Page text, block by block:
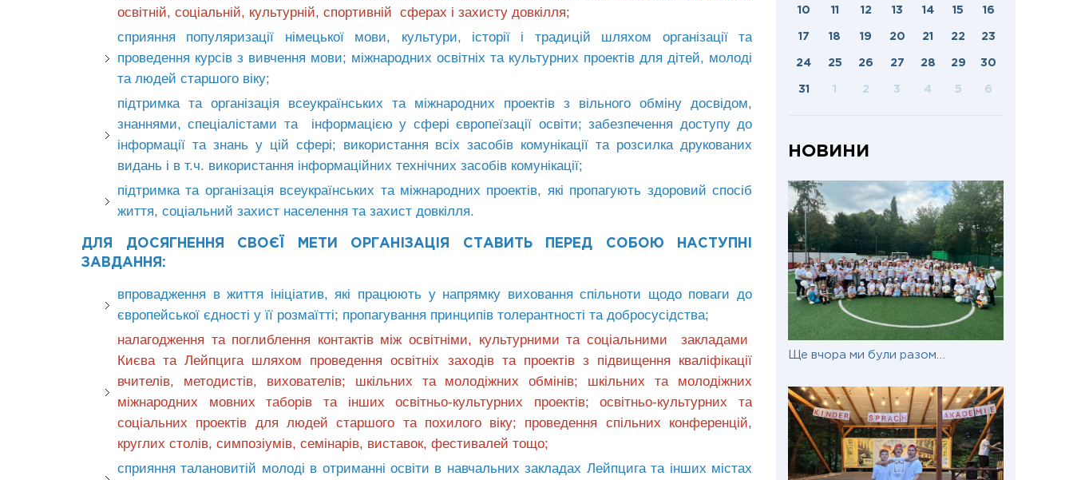
10 11 12 13 14 15 16
17 18 19 20 21 22 23
24 25 26 27 28 29 30
31 1 2 3 4 5 6
НОВИНИ
Ще вчора ми були разом…
освітній, соціальній, культурній, спортивній сферах і захисту довкілля;
сприяння популяризації німецької мови, культури, історії і традицій шляхом організації та
проведення курсів з вивчення мови; міжнародних освітніх та культурних проектів для дітей, молоді
та людей старшого віку;
підтримка та організація всеукраїнських та міжнародних проектів з вільного обміну досвідом,
знаннями, спеціалістами та інформацією у сфері європеїзації освіти; забезпечення доступу до
інформації та знань у цій сфері; використання всіх засобів комунікації та розсилка друкованих
видань і в т.ч. використання інформаційних технічних засобів комунікації;
підтримка та організація всеукраїнських та міжнародних проектів, які пропагують здоровий спосіб
життя, соціальний захист населення та захист довкілля.
ДЛЯ ДОСЯГНЕННЯ СВОЄЇ МЕТИ ОРГАНІЗАЦІЯ СТАВИТЬ ПЕРЕД СОБОЮ НАСТУПНІ
ЗАВДАННЯ:
впровадження в життя ініціатив, які працюють у напрямку виховання спільноти щодо поваги до
європейської єдності у її розмаїтті; пропагування принципів толерантності та добросусідства;
налагодження та поглиблення контактів між освітніми, культурними та соціальними закладами
Києва та Лейпцига шляхом проведення освітніх заходів та проектів з підвищення кваліфікації
вчителів, методистів, вихователів; шкільних та молодіжних обмінів; шкільних та молодіжних
міжнародних мовних таборів та інших освітньо-культурних проектів; освітньо-культурних та
соціальних проектів для людей старшого та похилого віку; проведення спільних конференцій,
круглих столів, симпозіумів, семінарів, виставок, фестивалей тощо;
сприяння талановитій молоді в отриманні освіти в навчальних закладах Лейпцига та інших містах